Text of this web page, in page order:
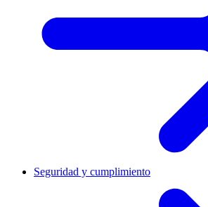
Seguridad y cumplimiento